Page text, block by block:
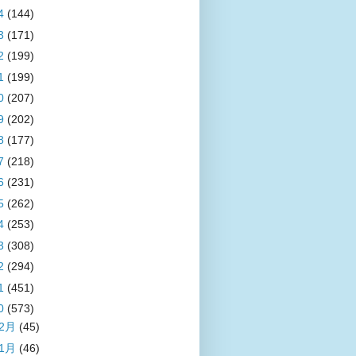
(144)
(171)
(199)
(199)
(207)
(202)
(177)
(218)
(231)
(262)
(253)
(308)
(294)
(451)
(573)
月 (45)
月 (46)